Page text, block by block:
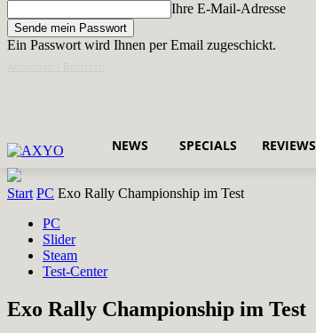
Ihre E-Mail-Adresse
Ein Passwort wird Ihnen per Email zugeschickt.
NEWS SPECIALS REVIEWS
Start PC Exo Rally Championship im Test
PC
Slider
Steam
Test-Center
Exo Rally Championship im Test